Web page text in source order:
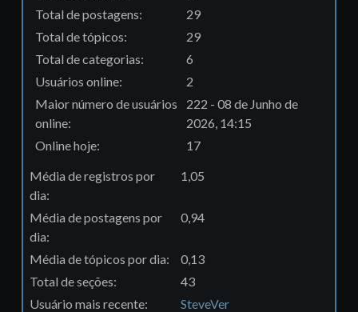
Total de postagens:
29
Total de tópicos:
29
Total de categorias:
6
Usuários online:
2
Maior número de usuários
online:
222 - 08 de Junho de
2026, 14:15
Online hoje:
17
Média de registros por
dia:
1,05
Média de postagens por
dia:
0,94
Média de tópicos por dia:
0,13
Total de seções:
43
Usuário mais recente:
SteveVer